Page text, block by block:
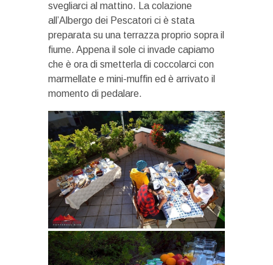
svegliarci al mattino. La colazione
all’Albergo dei Pescatori ci è stata
preparata su una terrazza proprio sopra il
fiume. Appena il sole ci invade capiamo
che è ora di smetterla di coccolarci con
marmellate e mini-muffin ed è arrivato il
momento di pedalare.